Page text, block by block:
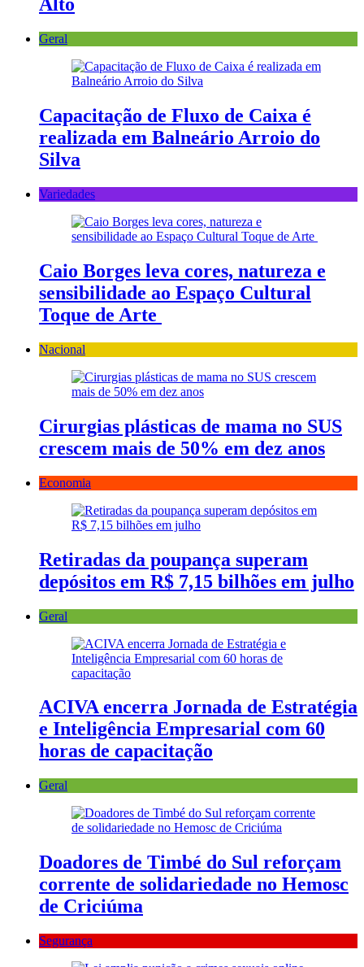
Alto
Geral
Capacitação de Fluxo de Caixa é
realizada em Balneário Arroio do
Silva
Variedades
Caio Borges leva cores, natureza e
sensibilidade ao Espaço Cultural
Toque de Arte
Nacional
Cirurgias plásticas de mama no SUS
crescem mais de 50% em dez anos
Economia
Retiradas da poupança superam
depósitos em R$ 7,15 bilhões em julho
Geral
ACIVA encerra Jornada de Estratégia
e Inteligência Empresarial com 60
horas de capacitação
Geral
Doadores de Timbé do Sul reforçam
corrente de solidariedade no Hemosc
de Criciúma
Segurança